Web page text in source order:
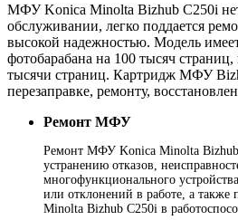
МФУ Konica Minolta Bizhub C250i
обслуживании, легко поддается
высокой надежностью. Модель
фотобарабана на 100 тысяч
тысячи страниц. Картридж МФУ
перезаправке, ремонту,
Ремонт МФУ
Ремонт МФУ Konica Minolta
устранению отказов,
многофункционального
или отклонений в работе, а
Minolta Bizhub C250i в